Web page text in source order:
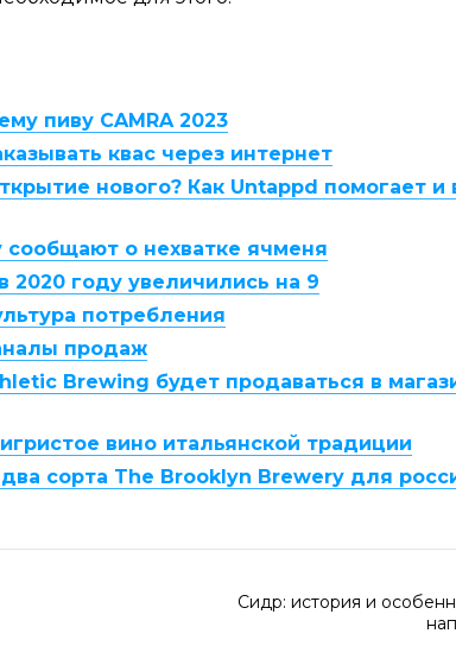
пиву CAMRA 2023
квас через интернет
нового? Как Untappd помогает и
о нехватке ячменя
2020 году увеличились на 9
потребления
продаж
Brewing будет продаваться в
вино итальянской традиции
сорта The Brooklyn Brewery для
Сидр: история и